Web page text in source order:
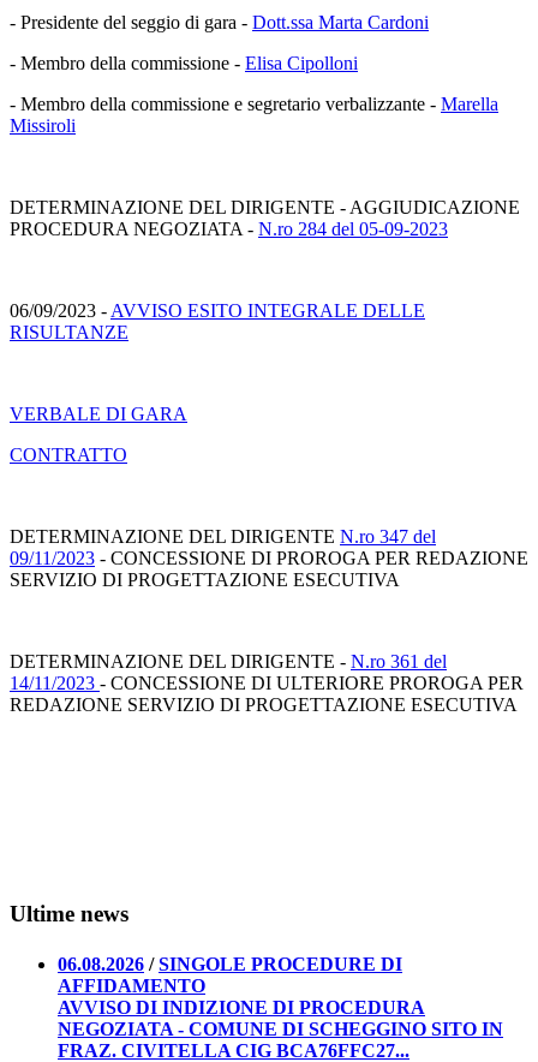
- Presidente del seggio di gara - Dott.ssa Marta Cardoni
- Membro della commissione - Elisa Cipolloni
- Membro della commissione e segretario verbalizzante - Marella
Missiroli
DETERMINAZIONE DEL DIRIGENTE - AGGIUDICAZIONE
PROCEDURA NEGOZIATA - N.ro 284 del 05-09-2023
06/09/2023 - AVVISO ESITO INTEGRALE DELLE
RISULTANZE
VERBALE DI GARA
CONTRATTO
DETERMINAZIONE DEL DIRIGENTE N.ro 347 del
09/11/2023 - CONCESSIONE DI PROROGA PER REDAZIONE
SERVIZIO DI PROGETTAZIONE ESECUTIVA
DETERMINAZIONE DEL DIRIGENTE - N.ro 361 del
14/11/2023 - CONCESSIONE DI ULTERIORE PROROGA PER
REDAZIONE SERVIZIO DI PROGETTAZIONE ESECUTIVA
Ultime news
06.08.2026 /SINGOLE PROCEDURE DI
AFFIDAMENTO
AVVISO DI INDIZIONE DI PROCEDURA
NEGOZIATA - COMUNE DI SCHEGGINO SITO IN
FRAZ. CIVITELLA CIG BCA76FFC27...